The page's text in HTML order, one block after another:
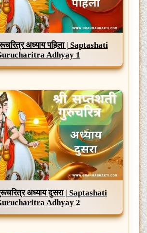
अध्याय पहिला | Saptashati
Adhyay 1
अध्याय दुसरा | Saptashati
Adhyay 2